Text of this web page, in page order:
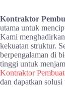
Kontraktor
utama untuk
Kami
kekuatan struktur.
berpengalaman di
tinggi untuk
Kontraktor
dan dapatkan